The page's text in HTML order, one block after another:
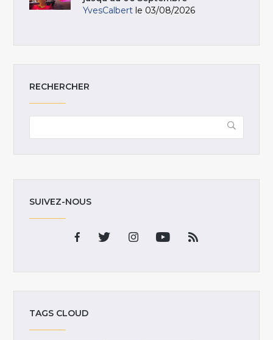
YvesCalbert le 03/08/2026
RECHERCHER
SUIVEZ-NOUS
TAGS CLOUD